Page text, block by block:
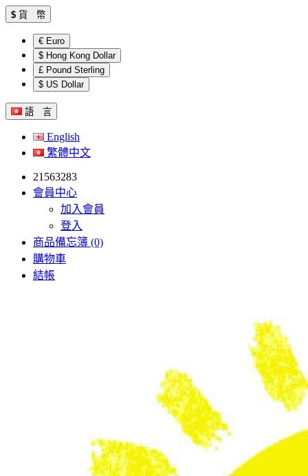
$ 貨 幣
€ Euro
$ Hong Kong Dollar
£ Pound Sterling
$ US Dollar
語 言
English
繁體中文
21563283
會員中心
加入會員
登入
商品備忘簿 (0)
購物車
結帳